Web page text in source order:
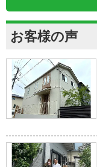
お客様の声